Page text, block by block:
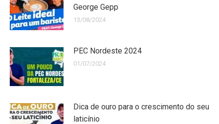
George Gepp
13/08/2024
PEC Nordeste 2024
01/07/2024
Dica de ouro para o crescimento do seu
laticínio